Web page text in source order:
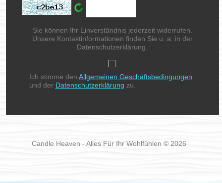
Sie können Ihr Einverständnis jederzeit widerrufen.
Unsere Kontaktinformationen finden Sie u. a. in der
Datenschutzerklärung.
Ich stimme den Allgemeinen Geschäftsbedingungen
und der Datenschutzerklärung zu.
Candle Heaven - Alles Für Ihr Wohlfühlen © 2026